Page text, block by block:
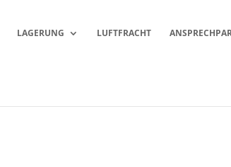
LAGERUNG LUFTFRACHT